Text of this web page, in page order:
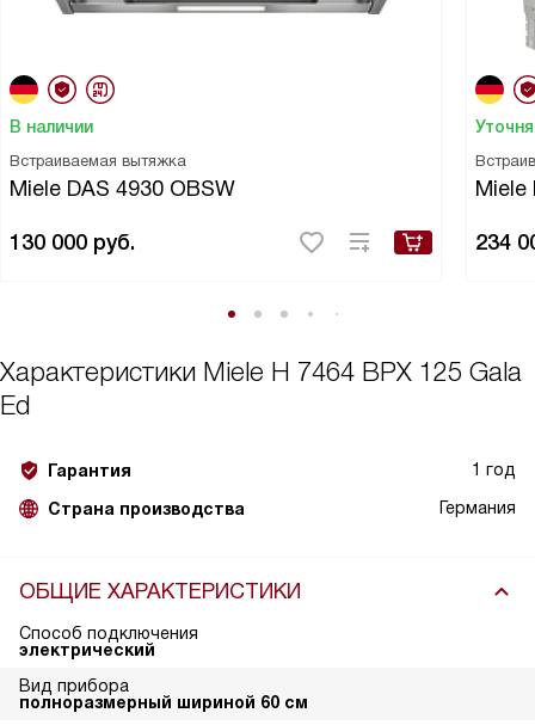
В наличии
Встраиваемая вытяжка
Miele DAS 4930 OBSW
130 000 руб.
Miele
234
Характеристики Miele H 7464 BPX 125 Gala
Ed
Гарантия 1 год
Страна производства Германия
ОБЩИЕ ХАРАКТЕРИСТИКИ
Способ подключения
электрический
Вид прибора
полноразмерный шириной 60 см